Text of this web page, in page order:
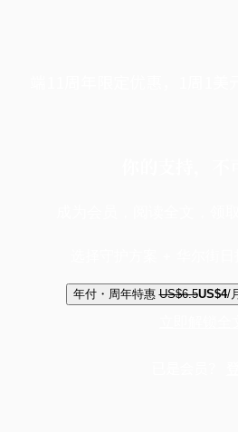
年付・周年特惠 US$6.5US$4/